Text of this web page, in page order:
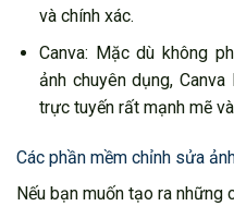
và chính xác.
Canva: Mặc dù không
ảnh chuyên dụng,
trực tuyến rất mạnh mẽ
Các phần mềm chỉnh sửa
Nếu bạn muốn tạo ra những